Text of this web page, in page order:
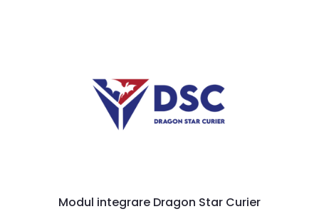
Modul integrare Dragon Star Curier